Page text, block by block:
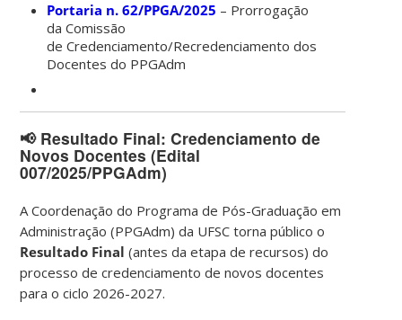
Portaria n. 62/PPGA/2025 – Prorrogação
da Comissão
de Credenciamento/Recredenciamento dos
Docentes do PPGAdm
📢 Resultado Final: Credenciamento de
Novos Docentes (Edital
007/2025/PPGAdm)
A Coordenação do Programa de Pós-Graduação em
Administração (PPGAdm) da UFSC torna público o
Resultado Final (antes da etapa de recursos) do
processo de credenciamento de novos docentes
para o ciclo 2026-2027.